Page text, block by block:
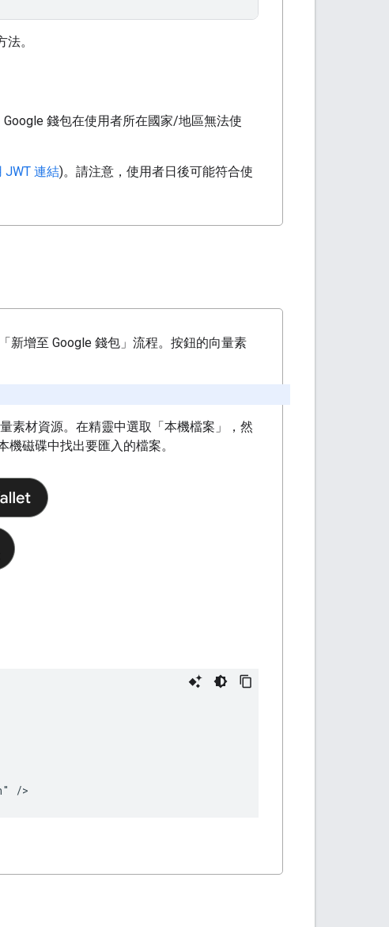
。
Google 錢包在使用者所在國家/地區無法使
JWT 連結)。請注意，使用者日後可能符合使
新增至 Google 錢包」流程。按鈕的向量素
素材資源。在精靈中選取「本機檔案」，然
機磁碟中找出要匯入的檔案。
/>